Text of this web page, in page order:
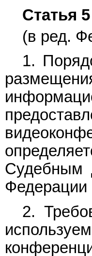
Статья 5
(в ред.
1.
Судебным
Федерации
2.